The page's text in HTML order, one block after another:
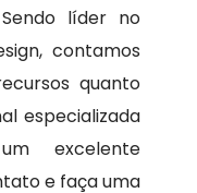
líder no
contamos
quanto
especializada
excelente
e faça uma